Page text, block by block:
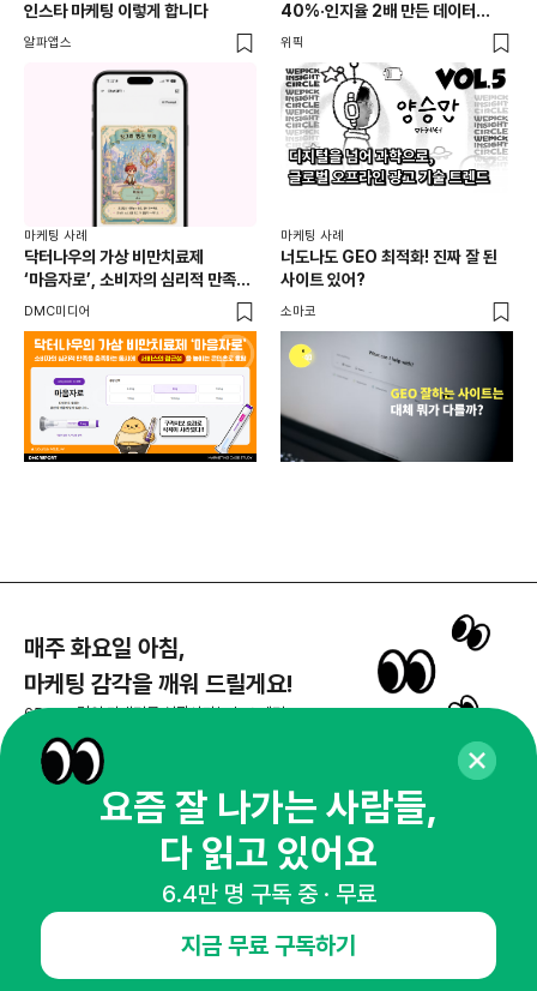
인스타 마케팅 이렇게 합니다
알파앱스
40%·인지율 2배 만든 데이터
활용법 | 애드타입 양승만 이사
위픽
마케팅 사례
닥터나우의 가상 비만치료제
‘마음자로’, 소비자의 심리적 만족을
충족하는 동시에 서비스의 접근성을
DMC미디어
마케팅 사례
너도나도 GEO 최적화! 진짜 잘 된
사이트 있어?
소마코
매주 화요일 아침,
마케팅 감각을 깨워 드릴게요!
65,043명의 마케터를 성장시키는 뉴스레터
뉴스레터 구독하기
공지사항 제휴문의
인사이터 신청
뉴스레터
광고안내
요즘 잘 나가는 사람들,
다 읽고 있어요
6.4만 명 구독 중 · 무료
지금 무료 구독하기